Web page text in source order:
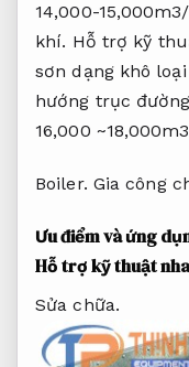
14,000-
khí. Hỗ trợ kỹ
sơn dạng khô
hướng trục
16,000
Boiler. Gia công
Ưu điểm và ứng
Hỗ trợ kỹ thuật
Sửa chữa.